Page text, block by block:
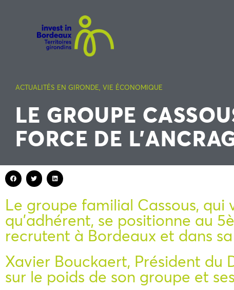
ACTUALITÉS EN GIRONDE, VIE ÉCONOMIQUE
LE GROUPE
FORCE DE
Le groupe familial Cassous,
qu’adhérent, se positionne au
recrutent à Bordeaux et dans
Xavier Bouckaert, Président du
sur le poids de son groupe et